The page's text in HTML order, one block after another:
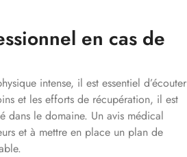
en cas de
intense, il est essentiel d’écouter
et les efforts de récupération, il est
dans le domaine. Un avis médical
et à mettre en place un plan de